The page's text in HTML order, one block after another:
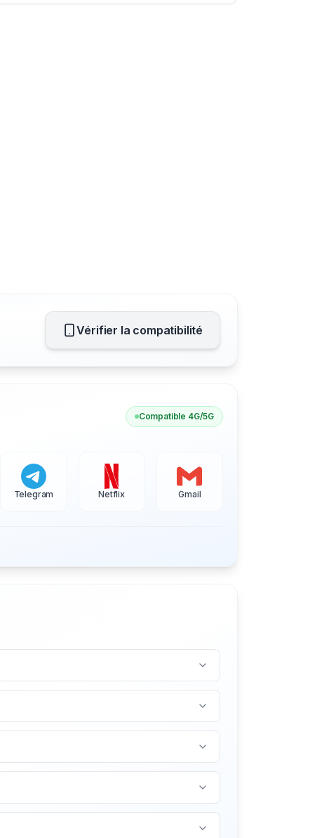
Vérifier la compatibilité
Compatible 4G/5G
Telegram Netflix Gmail